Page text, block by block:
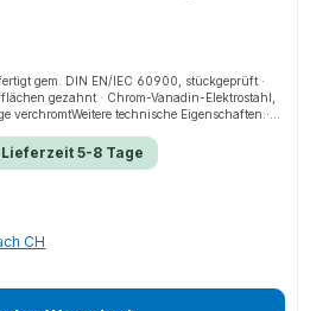
gem. DIN EN/IEC 60900, stückgeprüft ·
gezahnt · Chrom-Vanadin-Elektrostahl,
verchromtWeitere technische Eigenschaften:·
5-8 Tage
CH